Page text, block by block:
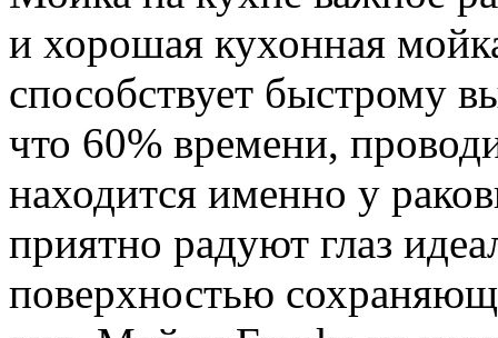
и хорошая кухонная
способствует быстрому
что 60% времени,
находится именно у
приятно радуют глаз
поверхностью